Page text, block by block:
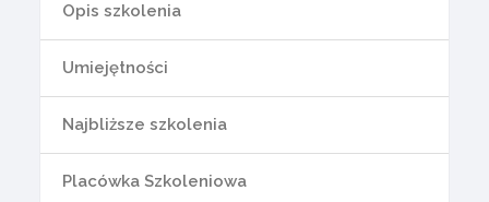
Opis szkolenia
Umiejętności
Najbliższe szkolenia
Placówka Szkoleniowa